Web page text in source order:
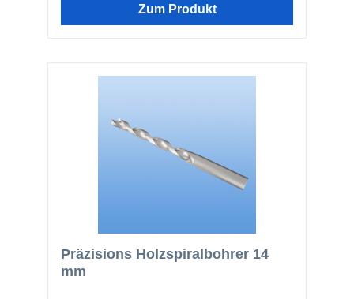
Zum Produkt
Präzisions Holzspiralbohrer 14
mm